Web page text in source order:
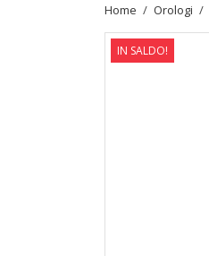
Home Orologi
IN SALDO!